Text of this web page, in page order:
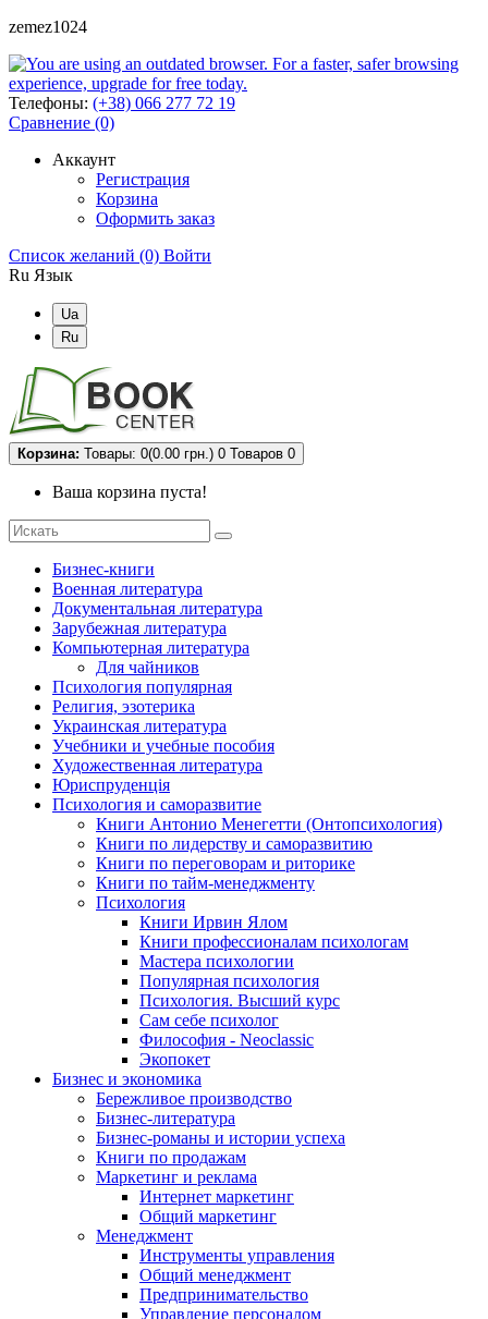
zemez1024
Телефоны: (+38) 066 277 72 19
Сравнение (0)
Аккаунт
Регистрация
Корзина
Оформить заказ
Список желаний (0) Войти
Ru Язык
Ua
Ru
Корзина: Товары: 0(0.00 грн.) 0 Товаров 0
Ваша корзина пуста!
Бизнес-книги
Военная литература
Документальная литература
Зарубежная литература
Компьютерная литература
Для чайников
Психология популярная
Религия, эзотерика
Украинская литература
Учебники и учебные пособия
Художественная литература
Юриспруденція
Психология и саморазвитие
Книги Антонио Менегетти (Онтопсихология)
Книги по лидерству и саморазвитию
Книги по переговорам и риторике
Книги по тайм-менеджменту
Психология
Книги Ирвин Ялом
Книги профессионалам психологам
Мастера психологии
Популярная психология
Психология. Высший курс
Сам себе психолог
Философия - Neoclassic
Экопокет
Бизнес и экономика
Бережливое производство
Бизнес-литература
Бизнес-романы и истории успеха
Книги по продажам
Маркетинг и реклама
Интернет маркетинг
Общий маркетинг
Менеджмент
Инструменты управления
Общий менеджмент
Предпринимательство
Управление персоналом